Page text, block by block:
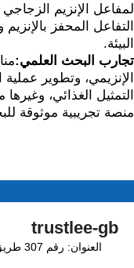
لمفاعل الإنزيم
التفاعل المحفز
البيئة.
تجارب البحث العلمي:
الإنزيمي، وتطوير
التمثيل الغذائي،
منصة تجريبية موثوقة
trustlee-gb